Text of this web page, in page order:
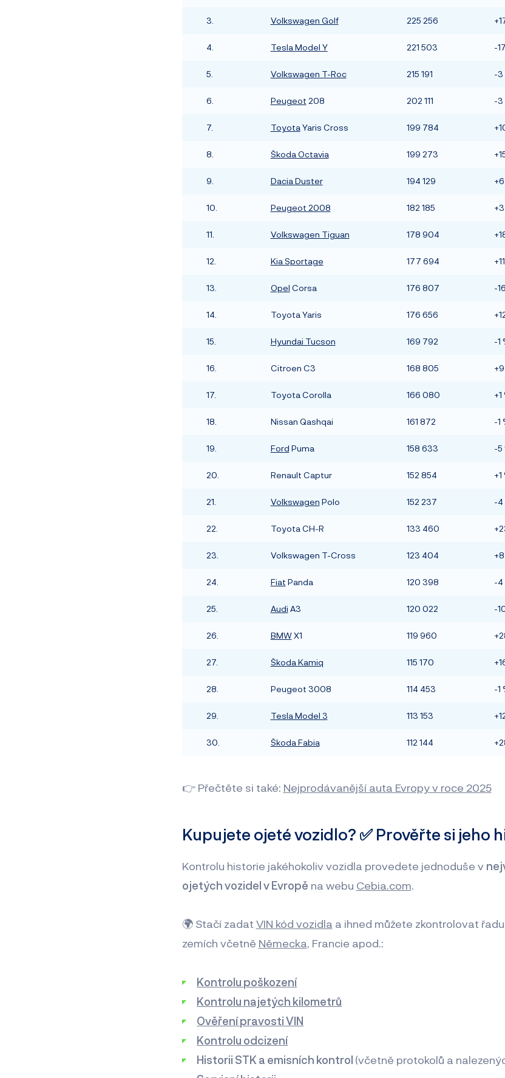
3. Volkswagen Golf 225 256
4. Tesla Model Y 221 503 -
5. Volkswagen T-Roc 215 191 -3
6. Peugeot 208 202 111 -3
7. Toyota Yaris Cross 199 784
8. Škoda Octavia 199 273
9. Dacia Duster 194 129
10. Peugeot 2008 182 185
11. Volkswagen Tiguan 178 904
12. Kia Sportage 177 694
13. Opel Corsa 176 807 -
14. Toyota Yaris 176 656
15. Hyundai Tucson 169 792 -1
16. Citroen C3 168 805
17. Toyota Corolla 166 080 +1
18. Nissan Qashqai 161 872 -1
19. Ford Puma 158 633 -5
20. Renault Captur 152 854 +1
21. Volkswagen Polo 152 237 -4
22. Toyota CH-R 133 460
23. Volkswagen T-Cross 123 404
24. Fiat Panda 120 398 -4
25. Audi A3 120 022 -
26. BMWX1 119 960
27. Škoda Kamiq 115 170
28. Peugeot 3008 114 453 -1
29. Tesla Model 3 113 153
30. Škoda Fabia 112 144
👉 Přečtěte si také: Nejprodávanější auta Evropy v roce 2025
Kupujete ojeté vozidlo? ✅ Prověřte si jeho
Kontrolu historie jakéhokoliv vozidla provedete jednoduše v
ojetých vozidel v Evropě na webu Cebia.com.
🌍 Stačí zadat VIN kód vozidla a ihned můžete zkontrolovat
zemích včetně Německa, Francie apod.:
Kontrolu poškození
Kontrolu najetých kilometrů
Ověření pravosti VIN
Kontrolu odcizení
Historii STK a emisních kontrol (včetně protokolů a